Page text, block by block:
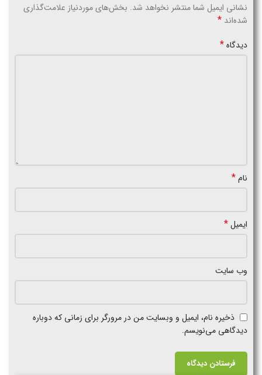
نشانی ایمیل شما منتشر نخواهد شد. بخش‌های موردنیاز علامت‌گذاری
شده‌اند *
دیدگاه*
نام*
ایمیل*
وب‌ سایت
ذخیره نام، ایمیل و وبسایت من در مرورگر برای زمانی که دوباره
دیدگاهی می‌نویسم.